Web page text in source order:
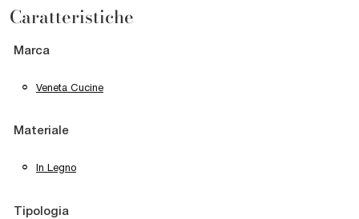
Caratteristiche
Marca
Veneta Cucine
Materiale
In Legno
Tipologia